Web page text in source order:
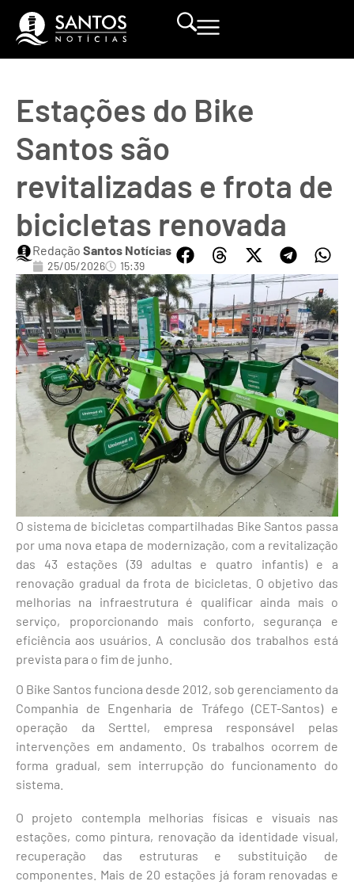
Estações do Bike
Santos são
revitalizadas e frota de
bicicletas renovada
Redação Santos Notícias
25/05/2026 15:39
O sistema de bicicletas compartilhadas Bike Santos passa
por uma nova etapa de modernização, com a revitalização
das 43 estações (39 adultas e quatro infantis) e a
renovação gradual da frota de bicicletas. O objetivo das
melhorias na infraestrutura é qualificar ainda mais o
serviço, proporcionando mais conforto, segurança e
eficiência aos usuários. A conclusão dos trabalhos está
prevista para o fim de junho.
O Bike Santos funciona desde 2012, sob gerenciamento da
Companhia de Engenharia de Tráfego (CET-Santos) e
operação da Serttel, empresa responsável pelas
intervenções em andamento. Os trabalhos ocorrem de
forma gradual, sem interrupção do funcionamento do
sistema.
O projeto contempla melhorias físicas e visuais nas
estações, como pintura, renovação da identidade visual,
recuperação das estruturas e substituição de
componentes. Mais de 20 estações já foram renovadas e